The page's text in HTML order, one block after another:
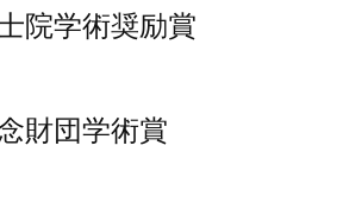
院学術奨励賞
財団学術賞